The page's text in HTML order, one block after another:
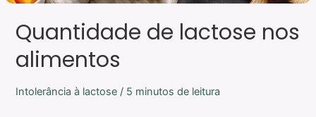
Quantidade de lactose nos
alimentos
Intolerância à lactose / 5 minutos de leitura